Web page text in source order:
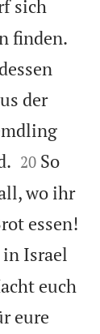
sich
finden.
der


20 So
wo ihr
essen!
Israel
euch
eure